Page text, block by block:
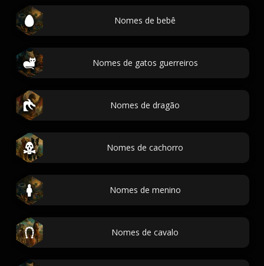
Nomes de bebê
Nomes de gatos guerreiros
Nomes de dragão
Nomes de cachorro
Nomes de menino
Nomes de cavalo